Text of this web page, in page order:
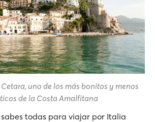
uno de los más bonitos y menos
de la Costa Amalfitana
todas para viajar por Italia